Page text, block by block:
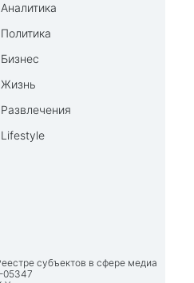
Аналитика
Политика
Бизнес
Жизнь
Развлечения
Lifestyle
субъектов в сфере медиа